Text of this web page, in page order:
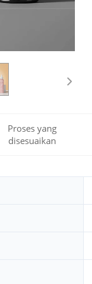
Proses yang
disesuaikan